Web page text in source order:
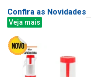
Confira as Novidades
Veja mais